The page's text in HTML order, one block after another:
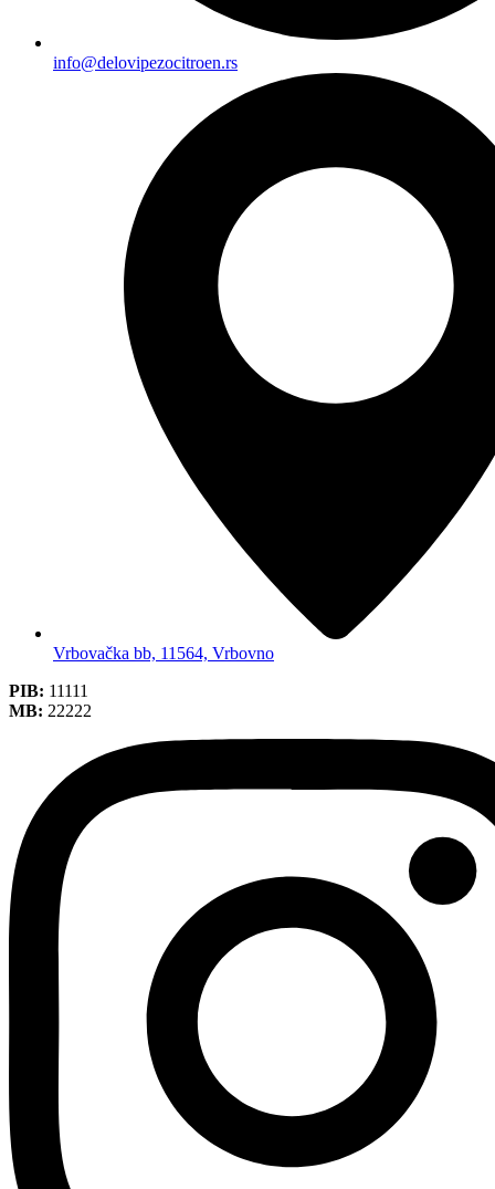
info@delovipezocitroen.rs
Vrbovačka bb, 11564, Vrbovno
PIB: 11111
MB: 22222